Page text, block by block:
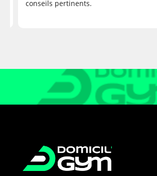
conseils pertinents.